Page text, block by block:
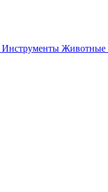
Инструменты Животные